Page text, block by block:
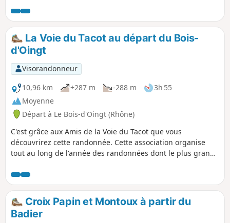
La Voie du Tacot au départ du Bois-
d'Oingt
Visorandonneur
10,96 km
+287 m -288 m
3h 55
Moyenne
Départ à Le Bois-d'Oingt (Rhône)
C'est grâce aux Amis de la Voie du Tacot que vous
découvrirez cette randonnée. Cette association organise
tout au long de l'année des randonnées dont le plus grand
Chemins de Fer du Beaujolais, mises en service entre 1901
et 1902, reliaient Villefranche à Monsols et Villefranche à
Tarare. L'automobile détrôna le train en 1934. Parcourez
quelques tronçons de cette voie transformée en chemin
pédestre allant dans sa totalité de Liergues à Sarcey.
Croix Papin et Montoux à partir du
Badier